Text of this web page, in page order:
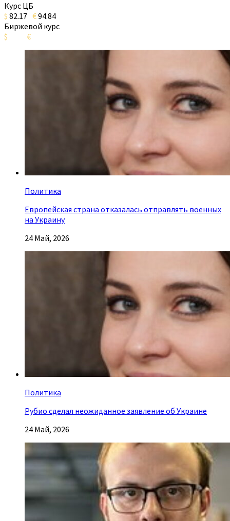
Курс ЦБ
$ 82.17 €94.84
Биржевой курс
$
€
Политика
Европейская страна отказалась отправлять военных
на Украину
24 Май, 2026
Политика
Рубио сделал неожиданное заявление об Украине
24 Май, 2026